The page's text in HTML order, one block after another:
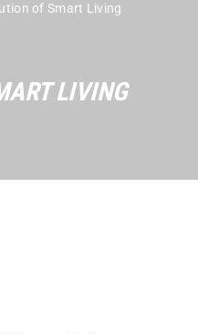
of Smart Living
LIVING